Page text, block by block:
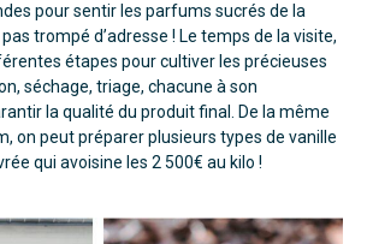
pour sentir les parfums sucrés de la
trompé d’adresse ! Le temps de la visite,
étapes pour cultiver les précieuses
séchage, triage, chacune à son
la qualité du produit final. De la même
on peut préparer plusieurs types de vanille
qui avoisine les 2 500€ au kilo !